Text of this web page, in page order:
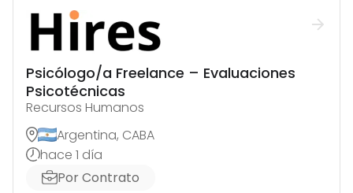
Psicólogo/a Freelance – Evaluaciones
Psicotécnicas
Recursos Humanos
Argentina, CABA
hace 1 día
Por Contrato